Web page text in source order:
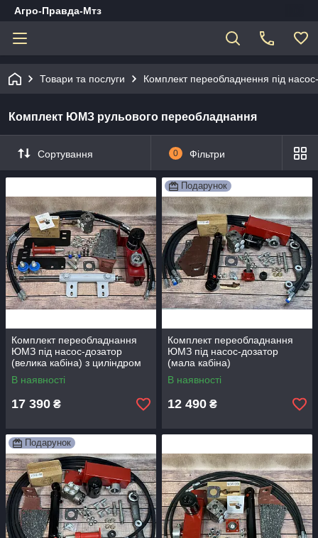
Агро-Правда-Мтз
Товари та послуги Комплект переобладнення під
Комплект ЮМЗ рульового переобладнання
Сортування 0 Фільтри
Комплект переобладнання
ЮМЗ під насос-дозатор
(велика кабіна) з циліндром
двосторонньої дії
В наявності
17 390 ₴
Подарунок
Комплект переобладнання
ЮМЗ під насос-дозатор
(мала кабіна)
В наявності
12 490 ₴
Подарунок